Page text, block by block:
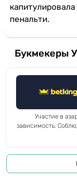
пенальти.
Букмекеры
Участие в
зависимость.